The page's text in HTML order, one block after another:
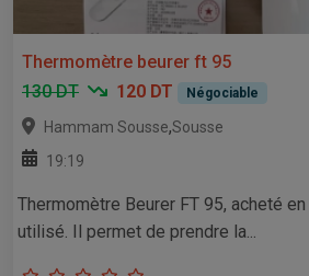
Thermomètre beurer ft 95
130 DT
120 DT Négociable
Hammam Sousse,Sousse
19:19
Thermomètre Beurer FT 95, acheté
utilisé. Il permet de prendre la...